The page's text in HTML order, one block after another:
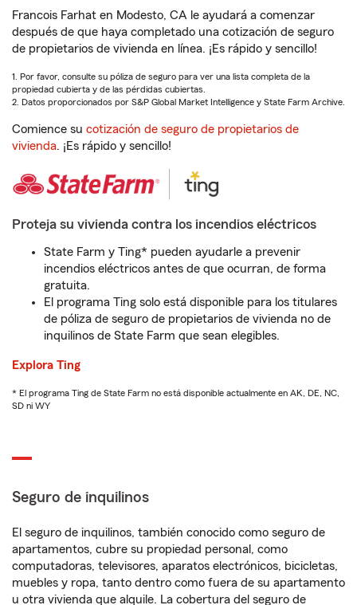
Francois Farhat en Modesto, CA le ayudará a comenzar
después de que haya completado una cotización de seguro
de propietarios de vivienda en línea. ¡Es rápido y sencillo!
1. Por favor, consulte su póliza de seguro para ver una lista completa de la
propiedad cubierta y de las pérdidas cubiertas.
2. Datos proporcionados por S&P Global Market Intelligence y State Farm Archive.
Comience su cotización de seguro de propietarios de
vivienda. ¡Es rápido y sencillo!
Proteja su vivienda contra los incendios eléctricos
State Farm y Ting* pueden ayudarle a prevenir
incendios eléctricos antes de que ocurran, de forma
gratuita.
El programa Ting solo está disponible para los titulares
de póliza de seguro de propietarios de vivienda no de
inquilinos de State Farm que sean elegibles.
Explora Ting
* El programa Ting de State Farm no está disponible actualmente en AK, DE, NC,
SD ni WY
Seguro de inquilinos
El seguro de inquilinos, también conocido como seguro de
apartamentos, cubre su propiedad personal, como
computadoras, televisores, aparatos electrónicos, bicicletas,
muebles y ropa, tanto dentro como fuera de su apartamento
u otra vivienda que alquile. La cobertura del seguro de